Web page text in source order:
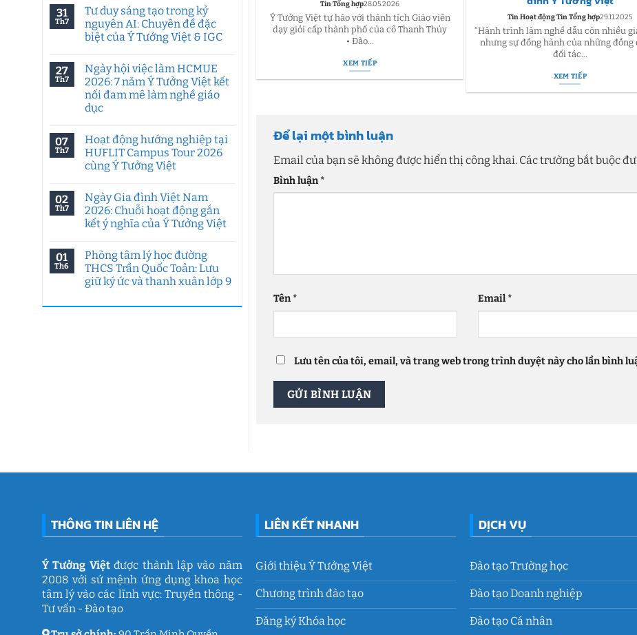
31
Th7
Tư duy sáng tạo trong kỷ
nguyên AI: Chuyên đề đặc
biệt của Ý Tưởng Việt & IGC
bình
luận
ở
Tư
duy
sáng
kỷ
nguyên
AI:
Chuyên
biệt
của
Ý
Tưởng
Việt
27
Th7
Ngày hội việc làm HCMUE
2026: 7 năm Ý Tưởng Việt kết
nối đam mê làm nghề giáo
dục
bình
luận
ở
Ngày
làm
HCMUE
2026:
7
năm
Việt
kết
nối
đam
nghề
07
Th7
Hoạt động hướng nghiệp tại
HUFLIT Campus Tour 2026
cùng Ý Tưởng Việt
bình
luận
ở
Hoạt
nghiệp
tại
HUFLIT
Campus
Tour
cùng
02
Th7
Ngày Gia đình Việt Nam
2026: Chuỗi hoạt động gắn
kết ý nghĩa của Ý Tưởng Việt
bình
luận
ở
Ngày
Gia
Việt
01
Th6
Phòng tâm lý học đường
THCS Trần Quốc Toản: Lưu
giữ ký ức và thanh xuân lớp 9
có
xuân
Tin Tổng hợp28.05.2026
Ý Tưởng Việt tự hào với thành tích Giáo viên
dạy giỏi cấp thành phố của cô Thanh Thủy
• Đào...
XEM TIẾP
Tin Hoạt động Tin Tổng hợp29.11.2025
“Hành trình làm nghề dẫu còn nhiều
nhưng sự đồng hành của những đồng
đối tác...
XEM TIẾP
Để lại một bình luận
Email của bạn sẽ không được hiển thị công khai. Các trường bắt buộc
Bình luận*
Tên* Email*
Lưu tên của tôi, email, và trang web trong trình duyệt này cho lần bình
THÔNG TIN LIÊN HỆ
Ý Tưởng Việtđược thành lập vào năm
2008 với sứ mệnh ứng dụng khoa học
tâm lý vào các lĩnh vực: Truyền thông -
Tư vấn - Đào tạo
LIÊN KẾT NHANH
Giới thiệu Ý Tưởng Việt
Chương trình đào tạo
Đăng ký Khóa học
DỊCH VỤ
Đào tạo Trường học
Đào tạo Doanh nghiệp
Đào tạo Cá nhân